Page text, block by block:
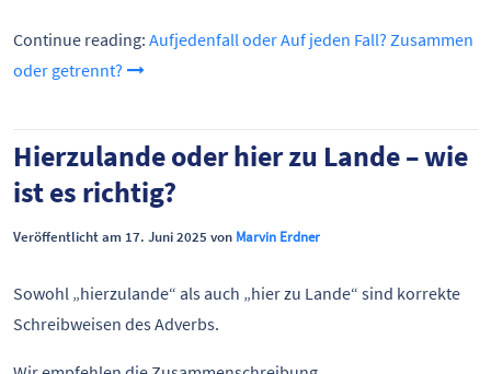
Continue reading: Aufjedenfall oder Auf jeden Fall? Zusammen
oder getrennt?
Hierzulande oder hier zu Lande – wie
ist es richtig?
Veröffentlicht am 17. Juni 2025 von Marvin Erdner
Sowohl „hierzulande“ als auch „hier zu Lande“ sind korrekte
Schreibweisen des Adverbs.